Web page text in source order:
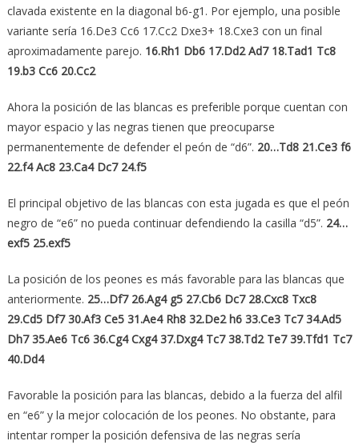
clavada existente en la diagonal b6-g1. Por ejemplo, una posible
variante sería 16.De3 Cc6 17.Cc2 Dxe3+ 18.Cxe3 con un final
aproximadamente parejo. 16.Rh1 Db6 17.Dd2 Ad7 18.Tad1 Tc8
19.b3 Cc6 20.Cc2
Ahora la posición de las blancas es preferible porque cuentan con
mayor espacio y las negras tienen que preocuparse
permanentemente de defender el peón de “d6”. 20…Td8 21.Ce3 f6
22.f4 Ac8 23.Ca4 Dc7 24.f5
El principal objetivo de las blancas con esta jugada es que el peón
negro de “e6” no pueda continuar defendiendo la casilla “d5”. 24…
exf5 25.exf5
La posición de los peones es más favorable para las blancas que
anteriormente. 25…Df7 26.Ag4 g5 27.Cb6 Dc7 28.Cxc8 Txc8
29.Cd5 Df7 30.Af3 Ce5 31.Ae4 Rh8 32.De2 h6 33.Ce3 Tc7 34.Ad5
Dh7 35.Ae6 Tc6 36.Cg4 Cxg4 37.Dxg4 Tc7 38.Td2 Te7 39.Tfd1 Tc7
40.Dd4
Favorable la posición para las blancas, debido a la fuerza del alfil
en “e6” y la mejor colocación de los peones. No obstante, para
intentar romper la posición defensiva de las negras sería